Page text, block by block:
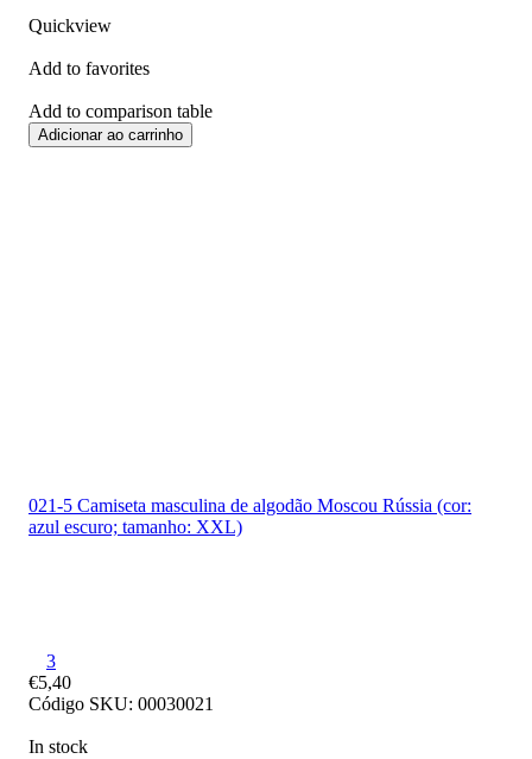
Quickview
Add to favorites
Add to comparison table
Adicionar ao carrinho
021-5 Camiseta masculina de algodão Moscou Rússia (cor:
azul escuro; tamanho: XXL)
3
€5,40
Código SKU: 00030021
In stock